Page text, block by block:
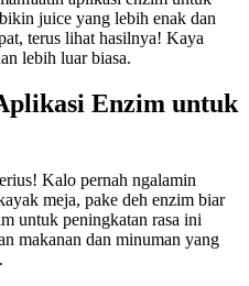
juice yang lebih enak dan
terus lihat hasilnya! Kaya
lebih luar biasa.
Enzim untuk
Kalo pernah ngalamin
meja, pake deh enzim biar
untuk peningkatan rasa ini
makanan dan minuman yang